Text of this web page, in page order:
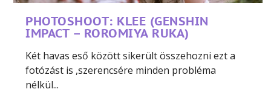
PHOTOSHOOT: KLEE (GENSHIN
IMPACT – ROROMIYA RUKA)
Két havas eső között sikerült összehozni ezt a
fotózást is ,szerencsére minden probléma
nélkül...